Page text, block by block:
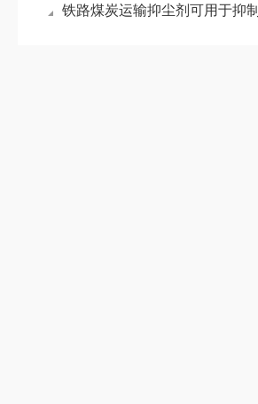
铁路煤炭运输抑尘剂可用于抑制煤炭在运输过程中产生的扬尘